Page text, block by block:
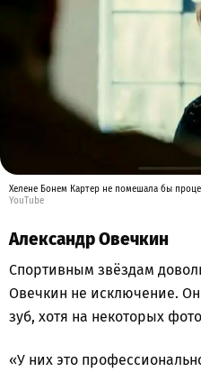
Хелене Бонем Картер не помешала бы
YouTube
Александр Овечкин
Спортивным звёздам
Овечкин не исключение.
зуб, хотя на некоторых
«У них это